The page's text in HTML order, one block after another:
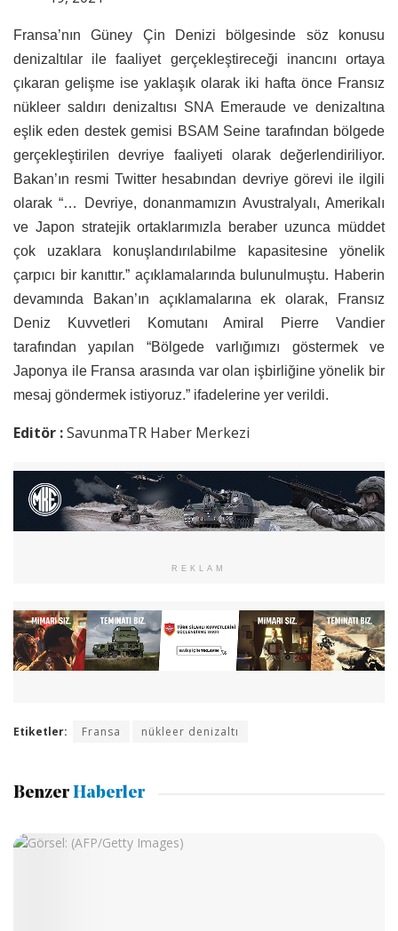
Fransa’nın Güney Çin Denizi bölgesinde söz konusu
denizaltılar ile faaliyet gerçekleştireceği inancını ortaya
çıkaran gelişme ise yaklaşık olarak iki hafta önce Fransız
nükleer saldırı denizaltısı SNA Emeraude ve denizaltına
eşlik eden destek gemisi BSAM Seine tarafından bölgede
gerçekleştirilen devriye faaliyeti olarak değerlendiriliyor.
Bakan’ın resmi Twitter hesabından devriye görevi ile ilgili
olarak “… Devriye, donanmamızın Avustralyalı, Amerikalı
ve Japon stratejik ortaklarımızla beraber uzunca müddet
çok uzaklara konuşlandırılabilme kapasitesine yönelik
çarpıcı bir kanıttır.” açıklamalarında bulunulmuştu. Haberin
devamında Bakan’ın açıklamalarına ek olarak, Fransız
Deniz Kuvvetleri Komutanı Amiral Pierre Vandier
tarafından yapılan “Bölgede varlığımızı göstermek ve
Japonya ile Fransa arasında var olan işbirliğine yönelik bir
mesaj göndermek istiyoruz.” ifadelerine yer verildi.
Editör :SavunmaTR Haber Merkezi
REKLAM
Etiketler: Fransa nükleer denizaltı
Benzer Haberler